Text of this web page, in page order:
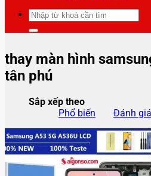
Tìm
kiếm:
thay màn hình
tân phú
Sắp xếp theo
Phổ biến
Đánh giá